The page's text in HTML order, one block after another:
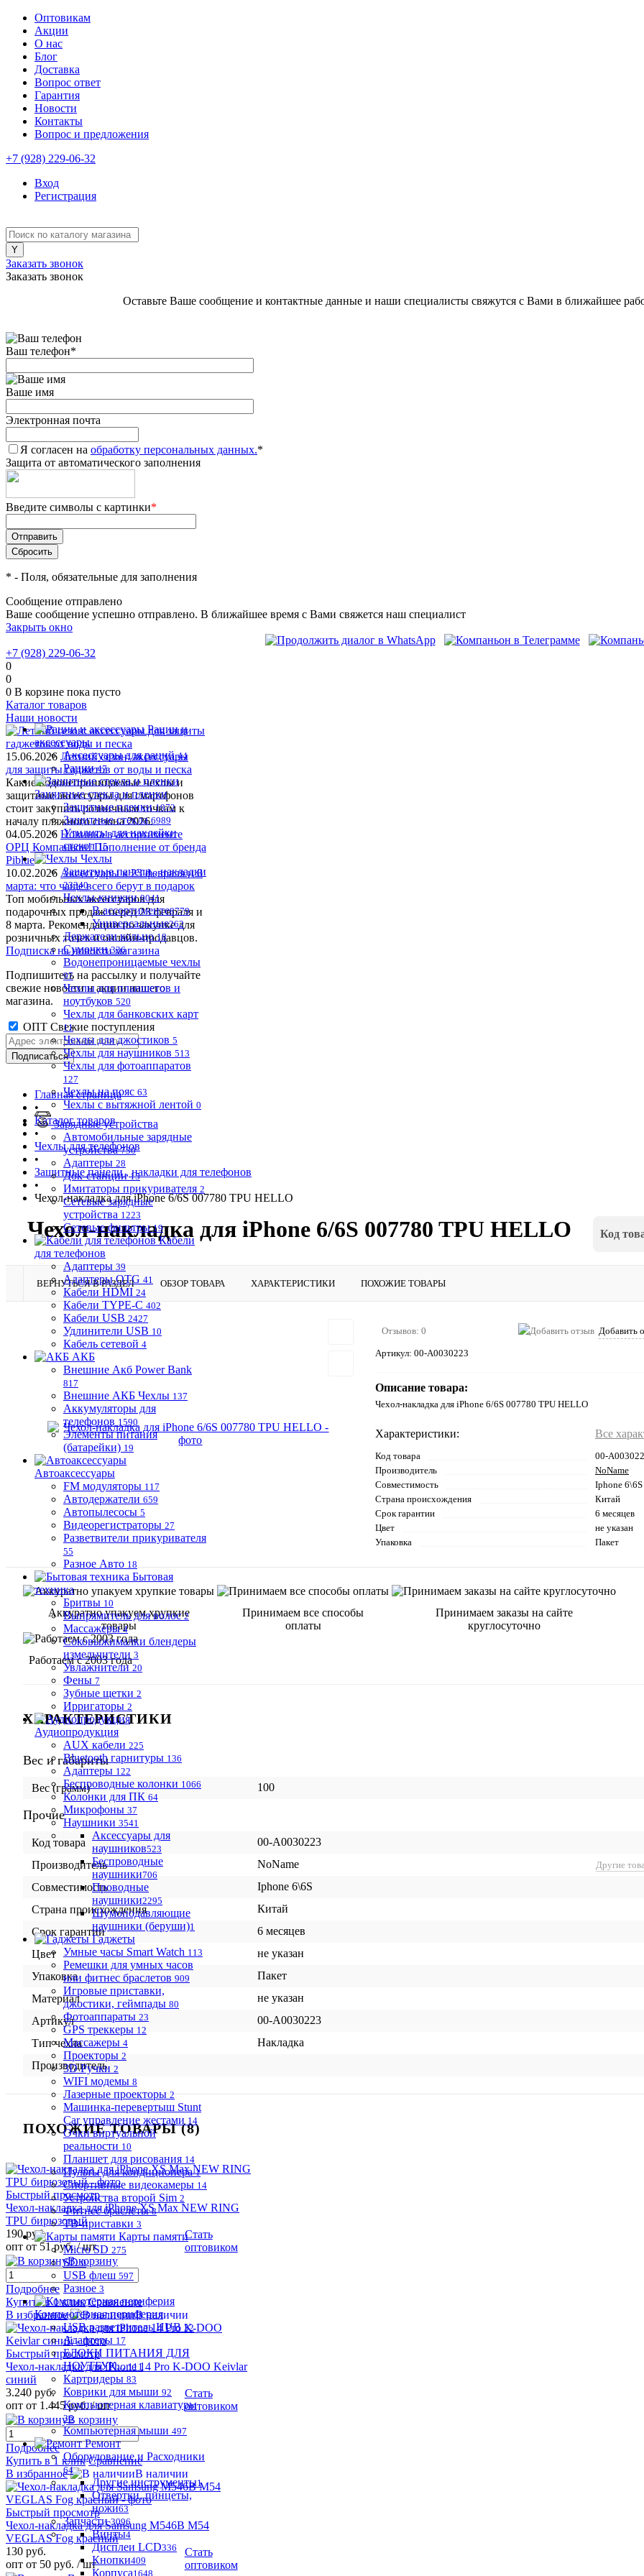
Оптовикам
Акции
О нас
Блог
Доставка
Вопрос ответ
Гарантия
Новости
Контакты
Вопрос и предложения
+7 (928) 229-06-32
Вход
Регистрация
Заказать звонок
Заказать звонок
Оставьте Ваше сообщение и контактные данные и наши специалисты свяжутся с Вами в ближайшее
Ваш телефон*
Ваше имя
Электронная почта
Я согласен на обработку персональных данных.*
Защита от автоматического заполнения
Введите символы с картинки*
* - Поля, обязательные для заполнения
Сообщение отправлено
Ваше сообщение успешно отправлено. В ближайшее время с Вами свяжется наш специалист
Закрыть окно
+7 (928) 229-06-32
0
0
0 В корзине пока пусто
Каталог товаров
Рации и
аксессуары
Аксессуары для раций 44
Рации 47
Защитные стекла и пленки
Защитные пленки 1972
Защитные стекла 6989
Утилиты для наклейки
стекол 15
Чехлы
Защитные панели , накладки
23340
Чехлы-книжки 9041
В ассортименте8779
Универсальные262
Держатели кольцо 18
Сумочки 336
Водонепроницаемые чехлы
97
Чехлы для планшетов и
ноутбуков 520
Чехлы для банковских карт
11
Чехлы для джостиков 5
Чехлы для наушников 513
Чехлы для фотоаппаратов
127
Чехлы на пояс 63
Чехлы с вытяжной лентой 0
Зарядные устройства
Автомобильные зарядные
устройства 730
Адаптеры 28
Док-станции 15
Имитаторы прикуривателя 2
Сетевые зарядные
устройства 1223
Сетевые фильтры 19
Кабели
для телефонов
Адаптеры 39
Адаптеры OTG 41
Кабели HDMI 24
Кабели TYPE-C 402
Кабели USB 2427
Удлинители USB 10
Кабель сетевой 4
АКБ
Внешние Акб Power Bank
817
Внешние АКБ Чехлы 137
Аккумуляторы для
телефонов 1590
Элементы питания
(батарейки) 19
Автоаксессуары
FM модуляторы 117
Автодержатели 659
Автопылесосы 5
Видеорегистраторы 27
Разветвители прикуривателя
55
Разное Авто 18
Бытовая
техника
Бритвы 10
Выпрямитель для волос 2
Массажеры 4
Соковыжималки блендеры
измельчители 3
Увлажнители 20
Фены 7
Зубные щетки 2
Ирригаторы 2
Аудиопродукция
AUX кабели 225
Bluetooth гарнитуры 136
Адаптеры 122
Беспроводные колонки 1066
Колонки для ПК 64
Микрофоны 37
Наушники 3541
Аксессуары для
наушников523
Беспроводные
наушники706
Проводные
наушники2295
Шумоподавляющие
наушники (беруши)1
Гаджеты
Умные часы Smart Watch 113
Ремешки для умных часов
или фитнес браслетов 909
Игровые приставки,
джостики, геймпады 80
Фотоаппараты 23
GPS треккеры 12
Массажеры 4
Проекторы 2
3D Ручки 2
WIFI модемы 8
Лазерные проекторы 2
Машинка-перевертыш Stunt
Car управление жестами 14
Очки виртуальной
реальности 10
Планшет для рисования 14
Пульты для кондиционера 1
Спортивные видеокамеры 14
Устройства второй Sim 2
Фитнес браслеты 8
ТВ-приставки 3
Карты памяти
Micro SD 275
SD 0
USB флеш 597
Разное 3
Компьютерная периферия
USB разветвитель HUB 32
Адаптеры 17
БЛОКИ ПИТАНИЯ ДЛЯ
НОУТБУК... 111
Картридеры 83
Коврики для мыши 92
Компьютерная клавиатуры
36
Компьютерная мыши 497
Ремонт
Оборудование и Расходники
64
Другие инструменты1
Отвертки, пинцеты,
ножи63
Запчасти 3096
Винты4
Дисплеи LCD336
Кнопки409
Корпуса1648
Наши новости
15.06.2026 Летний сезон: аксессуары
для защиты гаджетов от воды и песка
Какие водонепроницаемые чехлы и
защитные аксессуары для смартфонов
стоит закупить розничным точкам к
началу пляжного сезона 2026.
04.05.2026 Новинка в ассортименте
OРЦ Компаньон! Пополнение от бренда
Piblue
10.02.2026 Аксессуары к 23 февраля и 8
марта: что чаще всего берут в подарок
Топ мобильных аксессуаров для
подарочных продаж перед 23 февраля и
8 марта. Рекомендации по закупке для
розничных точек и онлайн-продавцов.
Подписка на новости магазина
Подпишитесь на рассылку и получайте
свежие новости и акции нашего
магазина.
ОПТ Свежие поступления
Главная страница
•
Каталог товаров
•
Чехлы для телефонов
•
Защитные панели , накладки для телефонов
•
Чехол-накладка для iPhone 6/6S 007780 TPU HELLO
Чехол-накладка для iPhone 6/6S 007780 TPU HELLO Код
ВЕРНУТЬСЯ В РАЗДЕЛ ОБЗОР ТОВАРА ХАРАКТЕРИСТИКИ ПОХОЖИЕ ТОВАРЫ
Отзывов: 0 Добавить
Артикул: 00-А0030223
Описание товара:
Чехол-накладка для iPhone 6/6S 007780 TPU HELLO
Характеристики: Все
Код товара
00-
Производитель
NoName
Совместимость
Iphone 6\6S
Страна происхождения
Китай
Срок гарантии
6 месяцев
Цвет
не указан
Упаковка
Пакет
Аккуратно упакуем хрупкие
товары
Принимаем все способы
оплаты
Принимаем заказы на сайте
круглосуточно
Работаем с 2003 года
ХАРАКТЕРИСТИКИ
Вес и габариты
Вес (грамм) 100
Прочие
Код товара
00-А0030223
Производитель
NoName Другие
Совместимость
Iphone 6\6S
Страна происхождения
Китай
Срок гарантии
6 месяцев
Цвет
не указан
Упаковка
Пакет
Материал
не указан
Артикул
00-А0030223
Тип чехла
Накладка
Производитель
ПОХОЖИЕ ТОВАРЫ (8)
Быстрый просмотр
Чехол-накладка для iPhone XS Max NEW RING
TPU бирюзовый
190 руб.
опт от 51 руб. / шт
Стать
оптовиком
В корзину
Подробнее
Купить в 1 клик Сравнение
В избранное
В наличии
Быстрый просмотр
Чехол-накладка для iPhone 14 Pro K-DOO Keivlar
синий
3.240 руб.
опт от 1.445 руб. / шт
Стать
оптовиком
В корзину
Подробнее
Купить в 1 клик Сравнение
В избранное
В наличии
Быстрый просмотр
Чехол-накладка для Samsung M546B M54
VEGLAS Fog красный
130 руб.
опт от 50 руб. / шт
Стать
оптовиком